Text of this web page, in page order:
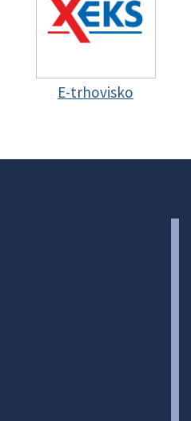
E-trhovisko